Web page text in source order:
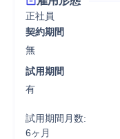
正社員
契約期間
無
試用期間
有
試用期間月数:
6ヶ月